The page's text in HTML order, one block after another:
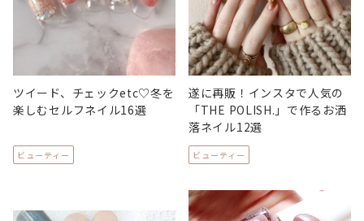
ツイード、チェックetc♡冬を
楽しむセルフネイル16選
ビューティー
遂に再販！インスタで人気の
「THE POLISH.」で作るお洒
落ネイル12選
ビューティー